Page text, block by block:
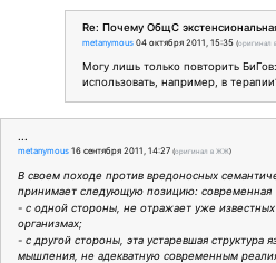
Re: Почему ОбщС
metanymous 04 октября 2011, 15:35 (оригинал
Могу лишь только повторить
использовать, например, в
...
metanymous 16 сентября 2011, 14:27 (оригинал в ЖЖ)
В своем походе против вредоносных
принимает следующую позицию: современная
- с одной стороны, не отражает уже
организмах;
- с другой стороны, эта устаревшая структура
мышления, не адекватную современным